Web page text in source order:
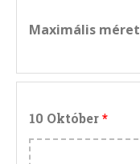
Maximális
10 Október